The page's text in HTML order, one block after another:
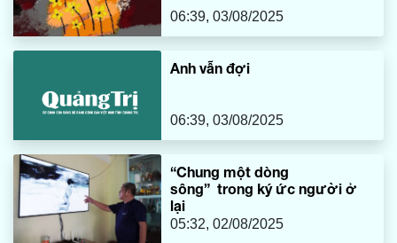
06:39, 03/08/2025
Anh vẫn đợi
06:39, 03/08/2025
“Chung một dòng
sông” trong ký ức người ở
lại
05:32, 02/08/2025